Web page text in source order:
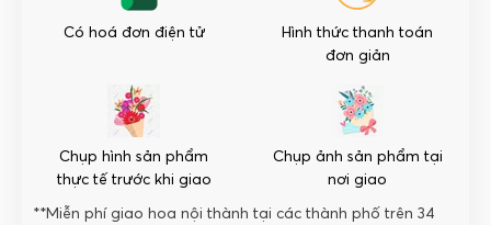
Có hoá đơn điện tử
Hình thức thanh toán
đơn giản
Chụp hình sản phẩm
thực tế trước khi giao
Chụp ảnh sản phẩm tại
nơi giao
**Miễn phí giao hoa nội thành tại các thành phố trên 34